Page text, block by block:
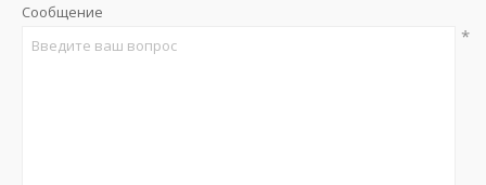
Сообщение
*